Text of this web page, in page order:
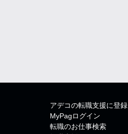
アデコの転職支援に登録
MyPagログイン
転職のお仕事検索